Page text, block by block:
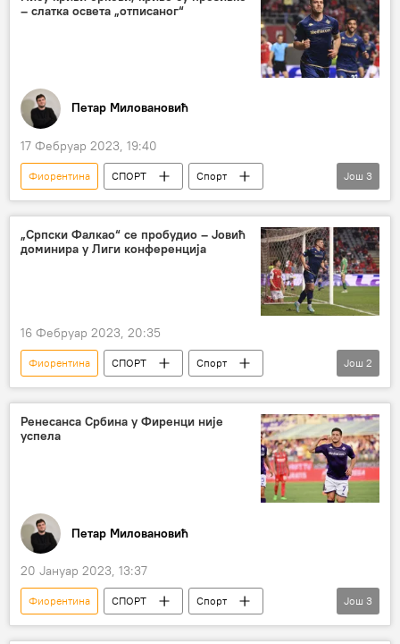
– слатка освета „отписаног“
Петар Миловановић
17 Фебруар 2023, 19:40
Фиорентина СПОРТ
Спорт
Фудбал
Лука Јовић
Лига конференција
Још 3
„Српски Фалкао“ се пробудио – Јовић
доминира у Лиги конференција
16 Фебруар 2023, 20:35
Фиорентина СПОРТ
Спорт
Фудбал
Лука Јовић
Још 2
Ренесанса Србина у Фиренци није
успела
Петар Миловановић
20 Јануар 2023, 13:37
Фиорентина СПОРТ
Спорт
Фудбал
Лука Јовић Серија А
Још 3